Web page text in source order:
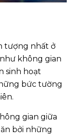
tượng nhất ở
không gian
sinh hoạt
bức tường
gian giữa
bởi những